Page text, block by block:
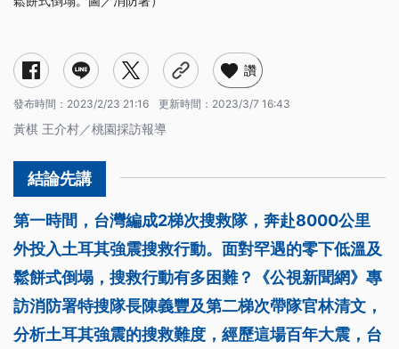
人到裝備未到 救災之前出考題
低溫生火取暖 憂受困者失溫
鬆餅式倒塌 增搜救難度
餘震隨時可能襲來 有風險的搜救
與全球搜救隊伍接軌 「有相同語言」
土耳其強震
讚
發布時間： 2023/2/23 21:16 更新時間： 2023/3/7 16:43
黃棋 王介村／桃園採訪報導
第一時間，台灣編成2梯次搜救隊，奔赴8000公里
外投入土耳其強震搜救行動。面對罕遇的零下低溫及
鬆餅式倒塌，搜救行動有多困難？《公視新聞網》專
訪消防署特搜隊長陳義豐及第二梯次帶隊官林清文，
分析土耳其強震的搜救難度，經歷這場百年大震，台